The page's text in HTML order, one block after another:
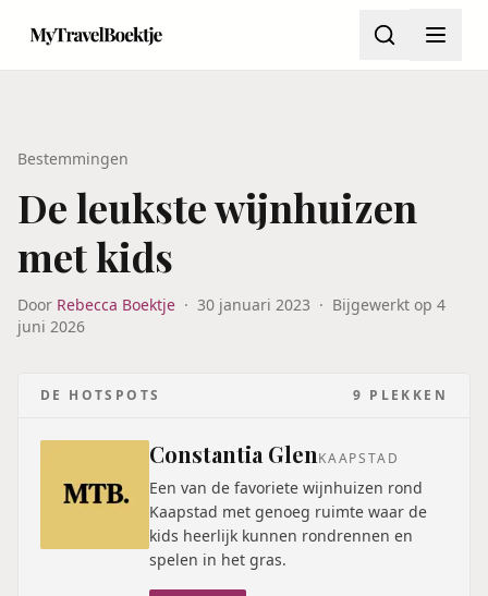
Bestemmingen
De leukste wijnhuizen
met kids
Door Rebecca Boektje · 30 januari 2023 · Bijgewerkt op 4
juni 2026
DE HOTSPOTS 9 PLEKKEN
Constantia GlenKAAPSTAD
Een van de favoriete wijnhuizen rond
Kaapstad met genoeg ruimte waar de
kids heerlijk kunnen rondrennen en
spelen in het gras.